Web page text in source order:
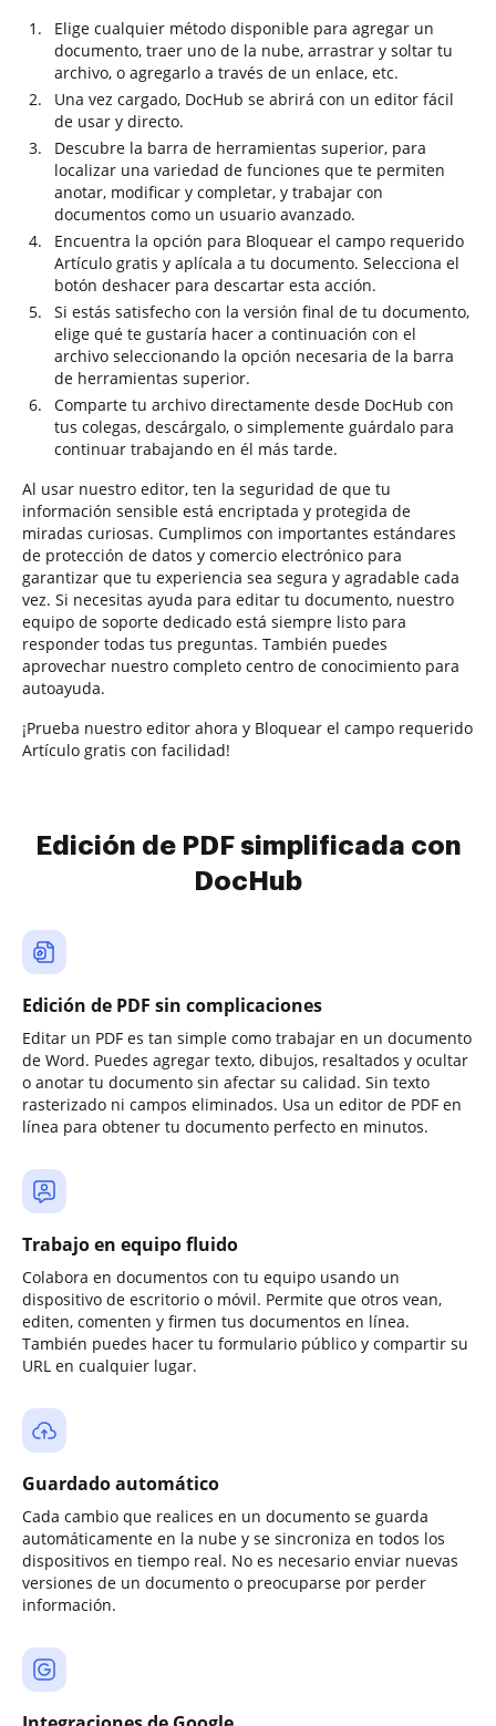
Elige cualquier método disponible para agregar un
documento, traer uno de la nube, arrastrar y soltar tu
archivo, o agregarlo a través de un enlace, etc.
Una vez cargado, DocHub se abrirá con un editor fácil
de usar y directo.
Descubre la barra de herramientas superior, para
localizar una variedad de funciones que te permiten
anotar, modificar y completar, y trabajar con
documentos como un usuario avanzado.
Encuentra la opción para Bloquear el campo requerido
Artículo gratis y aplícala a tu documento. Selecciona el
botón deshacer para descartar esta acción.
Si estás satisfecho con la versión final de tu documento,
elige qué te gustaría hacer a continuación con el
archivo seleccionando la opción necesaria de la barra
de herramientas superior.
Comparte tu archivo directamente desde DocHub con
tus colegas, descárgalo, o simplemente guárdalo para
continuar trabajando en él más tarde.
Al usar nuestro editor, ten la seguridad de que tu
información sensible está encriptada y protegida de
miradas curiosas. Cumplimos con importantes estándares
de protección de datos y comercio electrónico para
garantizar que tu experiencia sea segura y agradable cada
vez. Si necesitas ayuda para editar tu documento, nuestro
equipo de soporte dedicado está siempre listo para
responder todas tus preguntas. También puedes
aprovechar nuestro completo centro de conocimiento para
autoayuda.
¡Prueba nuestro editor ahora y Bloquear el campo requerido
Artículo gratis con facilidad!
Edición de PDF simplificada con
DocHub
Edición de PDF sin complicaciones
Editar un PDF es tan simple como trabajar en un documento
de Word. Puedes agregar texto, dibujos, resaltados y ocultar
o anotar tu documento sin afectar su calidad. Sin texto
rasterizado ni campos eliminados. Usa un editor de PDF en
línea para obtener tu documento perfecto en minutos.
Trabajo en equipo fluido
Colabora en documentos con tu equipo usando un
dispositivo de escritorio o móvil. Permite que otros vean,
editen, comenten y firmen tus documentos en línea.
También puedes hacer tu formulario público y compartir su
URL en cualquier lugar.
Guardado automático
Cada cambio que realices en un documento se guarda
automáticamente en la nube y se sincroniza en todos los
dispositivos en tiempo real. No es necesario enviar nuevas
versiones de un documento o preocuparse por perder
información.